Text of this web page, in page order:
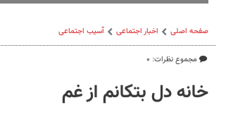
صفحه اصلی اخبار اجتماعی آسیب اجتماعی
مجموع نظرات: ۰
خانه دل بتکانم از غم